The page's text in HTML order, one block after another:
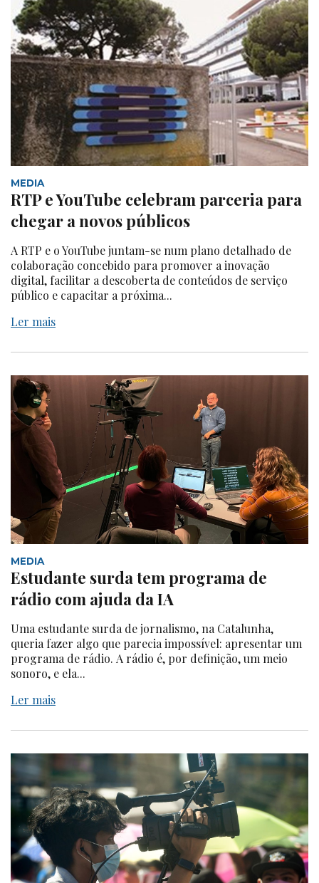
MEDIA
RTP e YouTube celebram parceria para
chegar a novos públicos
A RTP e o YouTube juntam-se num plano detalhado de
colaboração concebido para promover a inovação
digital, facilitar a descoberta de conteúdos de serviço
público e capacitar a próxima...
Ler mais
MEDIA
Estudante surda tem programa de
rádio com ajuda da IA
Uma estudante surda de jornalismo, na Catalunha,
queria fazer algo que parecia impossível: apresentar um
programa de rádio. A rádio é, por definição, um meio
sonoro, e ela...
Ler mais